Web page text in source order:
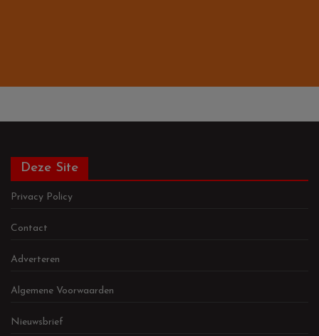
Deze Site
Privacy Policy
Contact
Adverteren
Algemene Voorwaarden
Nieuwsbrief